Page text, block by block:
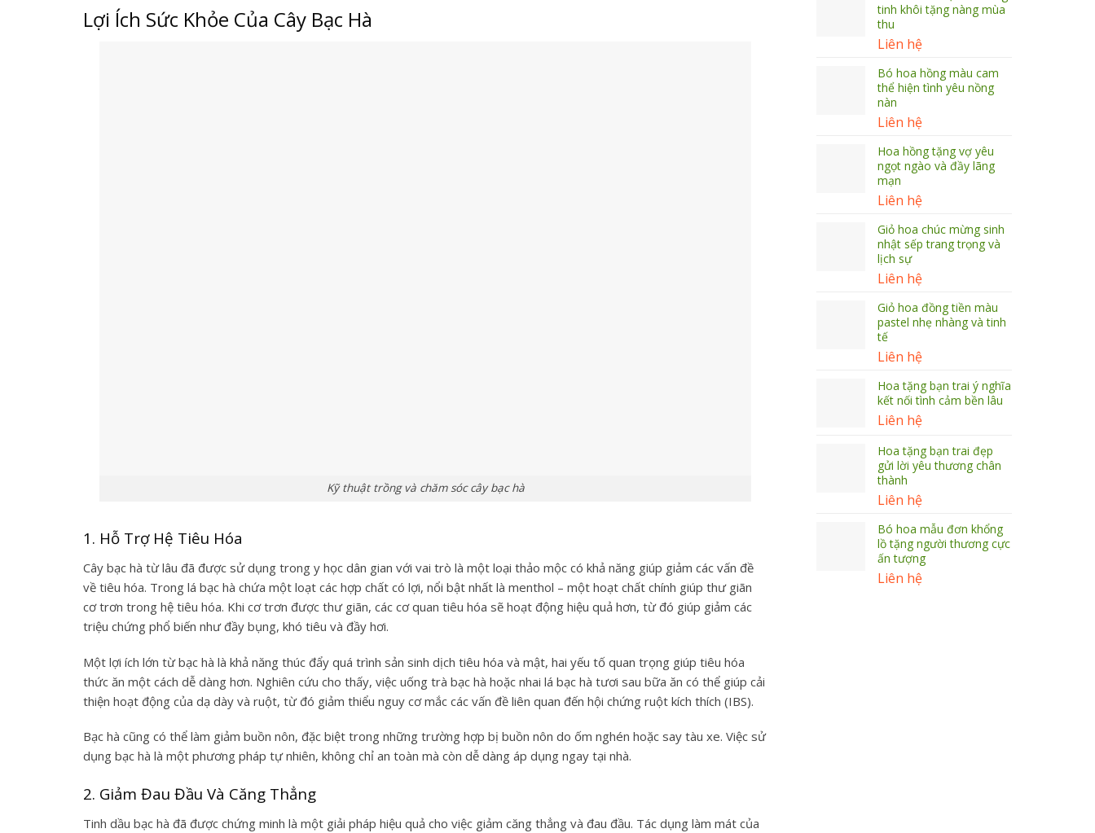
Lợi Ích Sức Khỏe Của Cây Bạc Hà
Kỹ thuật trồng và chăm sóc cây bạc hà
1. Hỗ Trợ Hệ Tiêu Hóa
Cây bạc hà từ lâu đã được sử dụng trong y học dân gian với vai trò là một loại thảo mộc có khả năng giúp giảm các vấn đề
về tiêu hóa. Trong lá bạc hà chứa một loạt các hợp chất có lợi, nổi bật nhất là menthol – một hoạt chất chính giúp thư giãn
cơ trơn trong hệ tiêu hóa. Khi cơ trơn được thư giãn, các cơ quan tiêu hóa sẽ hoạt động hiệu quả hơn, từ đó giúp giảm các
triệu chứng phổ biến như đầy bụng, khó tiêu và đầy hơi.
Một lợi ích lớn từ bạc hà là khả năng thúc đẩy quá trình sản sinh dịch tiêu hóa và mật, hai yếu tố quan trọng giúp tiêu hóa
thức ăn một cách dễ dàng hơn. Nghiên cứu cho thấy, việc uống trà bạc hà hoặc nhai lá bạc hà tươi sau bữa ăn có thể giúp cải
thiện hoạt động của dạ dày và ruột, từ đó giảm thiểu nguy cơ mắc các vấn đề liên quan đến hội chứng ruột kích thích (IBS).
Bạc hà cũng có thể làm giảm buồn nôn, đặc biệt trong những trường hợp bị buồn nôn do ốm nghén hoặc say tàu xe. Việc sử
dụng bạc hà là một phương pháp tự nhiên, không chỉ an toàn mà còn dễ dàng áp dụng ngay tại nhà.
2. Giảm Đau Đầu Và Căng Thẳng
Tinh dầu bạc hà đã được chứng minh là một giải pháp hiệu quả cho việc giảm căng thẳng và đau đầu. Tác dụng làm mát của
tinh khôi tặng nàng mùa
thu
Liên hệ
Bó hoa hồng màu cam
thể hiện tình yêu nồng
nàn
Liên hệ
Hoa hồng tặng vợ yêu
ngọt ngào và đầy lãng
mạn
Liên hệ
Giỏ hoa chúc mừng sinh
nhật sếp trang trọng và
lịch sự
Liên hệ
Giỏ hoa đồng tiền màu
pastel nhẹ nhàng và tinh
tế
Liên hệ
Hoa tặng bạn trai ý nghĩa
kết nối tình cảm bền lâu
Liên hệ
Hoa tặng bạn trai đẹp
gửi lời yêu thương chân
thành
Liên hệ
Bó hoa mẫu đơn khổng
lồ tặng người thương cực
ấn tượng
Liên hệ